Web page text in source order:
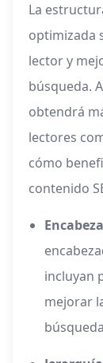
La
optimizada
lector y
búsqueda.
obtendrá
lectores
cómo
contenido
incluyan
mejorar